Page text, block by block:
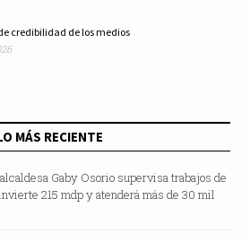
credibilidad de los medios
MÁS RECIENTE
Gaby Osorio supervisa trabajos de
215 mdp y atenderá más de 30 mil